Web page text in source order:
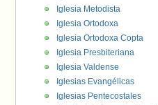
Iglesia Metodista
Iglesia Ortodoxa
Iglesia Ortodoxa Copta
Iglesia Presbiteriana
Iglesia Valdense
Iglesias Evangélicas
Iglesias Pentecostales